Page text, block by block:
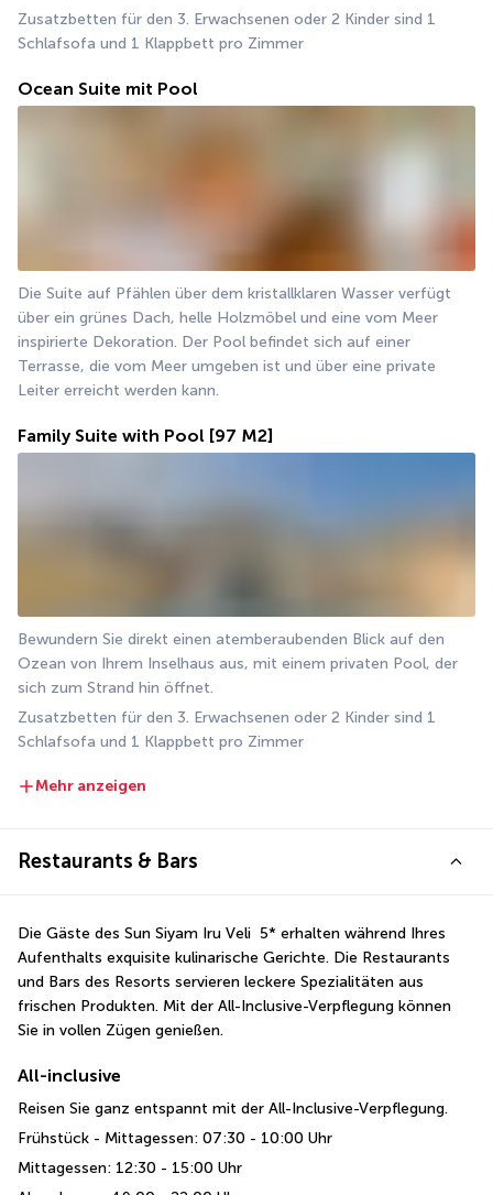
Zusatzbetten für den 3. Erwachsenen oder 2 Kinder sind 1
Schlafsofa und 1 Klappbett pro Zimmer
Ocean Suite mit Pool
Die Suite auf Pfählen über dem kristallklaren Wasser verfügt
über ein grünes Dach, helle Holzmöbel und eine vom Meer
inspirierte Dekoration. Der Pool befindet sich auf einer
Terrasse, die vom Meer umgeben ist und über eine private
Leiter erreicht werden kann.
Family Suite with Pool [97 M2]
Bewundern Sie direkt einen atemberaubenden Blick auf den
Ozean von Ihrem Inselhaus aus, mit einem privaten Pool, der
sich zum Strand hin öffnet.
Zusatzbetten für den 3. Erwachsenen oder 2 Kinder sind 1
Schlafsofa und 1 Klappbett pro Zimmer
Mehr anzeigen
Restaurants & Bars
Die Gäste des Sun Siyam Iru Veli  5* erhalten während Ihres
Aufenthalts exquisite kulinarische Gerichte. Die Restaurants
und Bars des Resorts servieren leckere Spezialitäten aus
frischen Produkten. Mit der All-Inclusive-Verpflegung können
Sie in vollen Zügen genießen.
All-inclusive
Reisen Sie ganz entspannt mit der All-Inclusive-Verpflegung.
Frühstück - Mittagessen: 07:30 - 10:00 Uhr
Mittagessen: 12:30 - 15:00 Uhr